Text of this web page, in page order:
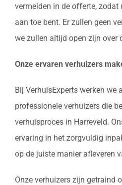
vermelden in de offerte, zodat
aan toe bent. Er zullen geen
we zullen altijd open zijn over
Onze ervaren verhuizers
Bij VerhuisExperts werken we
professionele verhuizers die
verhuisproces in Harreveld.
ervaring in het zorgvuldig
op de juiste manier afleveren
Onze verhuizers zijn getraind